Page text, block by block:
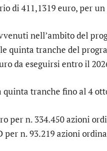
di 411,1319 euro, per un
nell’ambito del
quinta tranche del
da eseguirsi entro il
quinta tranche fino al 4
per n. 334.450 azioni
per n. 93.219 azioni